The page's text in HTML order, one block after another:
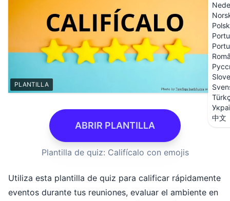
中文
PLANTILLA
ABRIR PLANTILLA
Plantilla de quiz: Califícalo con emojis
Utiliza esta plantilla de quiz para calificar rápidamente
eventos durante tus reuniones, evaluar el ambiente en